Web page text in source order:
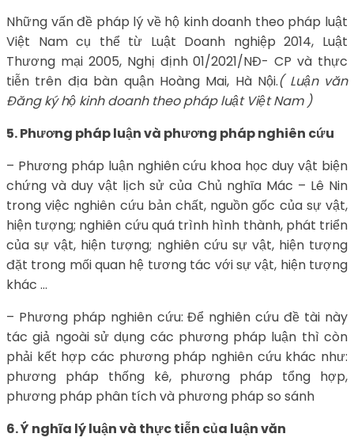
Những vấn đề pháp lý về hộ kinh doanh theo pháp luật
Việt Nam cụ thể từ Luật Doanh nghiệp 2014, Luật
Thương mại 2005, Nghị định 01/2021/NĐ- CP và thực
tiễn trên địa bàn quận Hoàng Mai, Hà Nội.( Luận văn
Đăng ký hộ kinh doanh theo pháp luật Việt Nam )
5. Phương pháp luận và phương pháp nghiên cứu
– Phương pháp luận nghiên cứu khoa học duy vật biện
chứng và duy vật lịch sử của Chủ nghĩa Mác – Lê Nin
trong việc nghiên cứu bản chất, nguồn gốc của sự vật,
hiện tượng; nghiên cứu quá trình hình thành, phát triển
của sự vật, hiện tượng; nghiên cứu sự vật, hiện tượng
đặt trong mối quan hệ tương tác với sự vật, hiện tượng
khác …
– Phương pháp nghiên cứu: Để nghiên cứu đề tài này
tác giả ngoài sử dụng các phương pháp luận thì còn
phải kết hợp các phương pháp nghiên cứu khác như:
phương pháp thống kê, phương pháp tổng hợp,
phương pháp phân tích và phương pháp so sánh
6. Ý nghĩa lý luận và thực tiễn của luận văn